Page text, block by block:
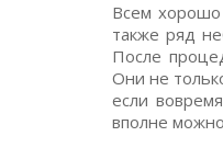
Всем хорошо
также ряд
После
Они не
если
вполне